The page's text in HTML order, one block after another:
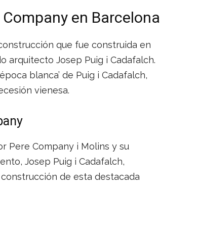
en Barcelona
que fue construida en
arquitecto Josep Puig i Cadafalch.
blanca’ de Puig i Cadafalch,
vienesa.
Pere Company i Molins y su
Josep Puig i Cadafalch,
de esta destacada